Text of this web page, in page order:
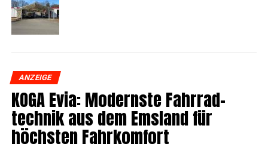
ANZEIGE
KOGA Evia: Moderns­te Fahr­rad­
tech­nik aus dem Ems­land für
höchs­ten Fahrkomfort